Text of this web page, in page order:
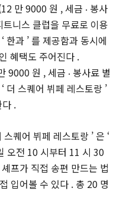
만 9000 원 , 세금 ‧ 봉사
니스 클럽을 무료로 이용
한과 ’ 를 제공함과 동시에
혜택도 주어진다 .
9000 원 , 세금 ‧ 봉사료 별
더 스퀘어 뷔페 레스토랑 ’
.
퀘어 뷔페 레스토랑 ’ 은 ‘
오전 10 시부터 11 시 30
프가 직접 송편 만드는 법
입어볼 수 있다 . 총 20 명